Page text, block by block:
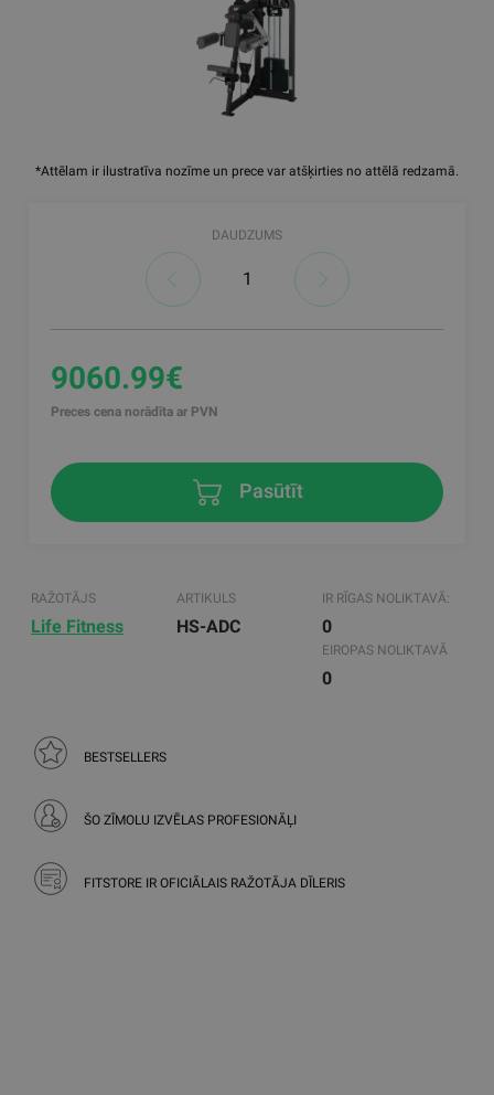
*Attēlam ir ilustratīva nozīme un prece var atšķirties no attēlā redzamā.
DAUDZUMS
9060.99€
Preces cena norādīta ar PVN
Pasūtīt
RAŽOTĀJS
Life Fitness
ARTIKULS
HS-ADC
IR RĪGAS NOLIKTAVĀ:
0
EIROPAS NOLIKTAVĀ
0
BESTSELLERS
ŠO ZĪMOLU IZVĒLAS PROFESIONĀĻI
FITSTORE IR OFICIĀLAIS RAŽOTĀJA DĪLERIS